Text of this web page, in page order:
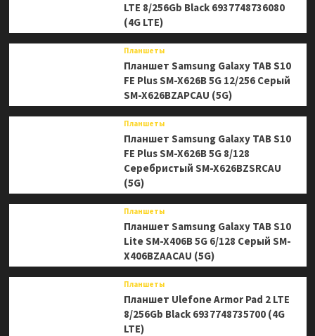
LTE 8/256Gb Black 6937748736080
(4G LTE)
Планшеты
Планшет Samsung Galaxy TAB S10
FE Plus SM-X626B 5G 12/256 Серый
SM-X626BZAPCAU (5G)
Планшеты
Планшет Samsung Galaxy TAB S10
FE Plus SM-X626B 5G 8/128
Серебристый SM-X626BZSRCAU
(5G)
Планшеты
Планшет Samsung Galaxy TAB S10
Lite SM-X406B 5G 6/128 Серый SM-
X406BZAACAU (5G)
Планшеты
Планшет Ulefone Armor Pad 2 LTE
8/256Gb Black 6937748735700 (4G
LTE)